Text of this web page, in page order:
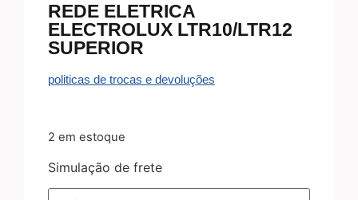
REDE ELETRICA
ELECTROLUX LTR10/LTR12
SUPERIOR
politicas de trocas e devoluções
2 em estoque
Simulação de frete